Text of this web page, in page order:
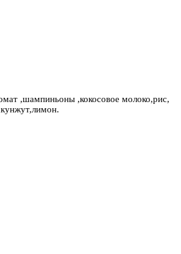
,шампиньоны ,кокосовое молоко,рис,